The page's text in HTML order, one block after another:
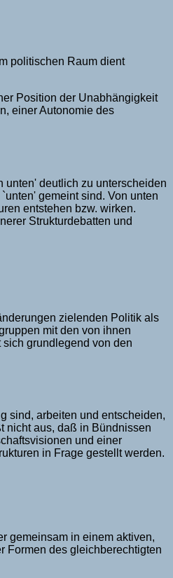
politischen Raum dient
Position der Unabhängigkeit
einer Autonomie des
unten' deutlich zu unterscheiden
gemeint sind. Von unten
entstehen bzw. wirken.
Strukturdebatten und
zielenden Politik als
mit den von ihnen
grundlegend von den
sind, arbeiten und entscheiden,
nicht aus, daß in Bündnissen
und einer
in Frage gestellt werden.
gemeinsam in einem aktiven,
Formen des gleichberechtigten